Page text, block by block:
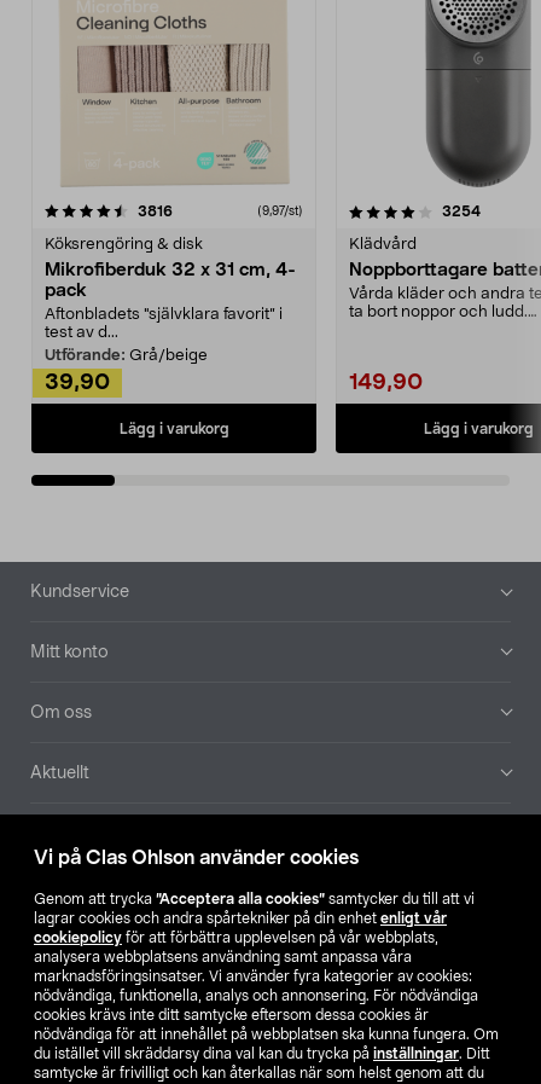
Vi på Clas Ohlson använder cookies
Genom att trycka ”Acceptera alla cookies” samtycker du till att vi
lagrar cookies och andra spårtekniker på din enhet enligt vår
cookiepolicy för att förbättra upplevelsen på vår webbplats,
analysera webbplatsens användning samt anpassa våra
marknadsföringsinsatser. Vi använder fyra kategorier av cookies:
nödvändiga, funktionella, analys och annonsering. För nödvändiga
cookies krävs inte ditt samtycke eftersom dessa cookies är
nödvändiga för att innehållet på webbplatsen ska kunna fungera. Om
du istället vill skräddarsy dina val kan du trycka på inställningar. Ditt
samtycke är frivilligt och kan återkallas när som helst genom att du
3816recensioner (9,97/st)
Köksrengöring & disk
Mikrofiberduk 32 x 31 cm, 4-
pack
Aftonbladets "självklara favorit” i
test av d...
Utförande: Grå/beige
39,90
Lägg i varukorg
4.0av 5 stjärnor 3254
Klädvård
Noppborttagare
Vårda kläder och andra
ta bort noppor och ludd.
149,90
Lägg i varukorg
4.5av 5 stjärnor
Sidfot
Kundservice
Mitt konto
Om oss
Aktuellt
Hitta butik
SE NO FI